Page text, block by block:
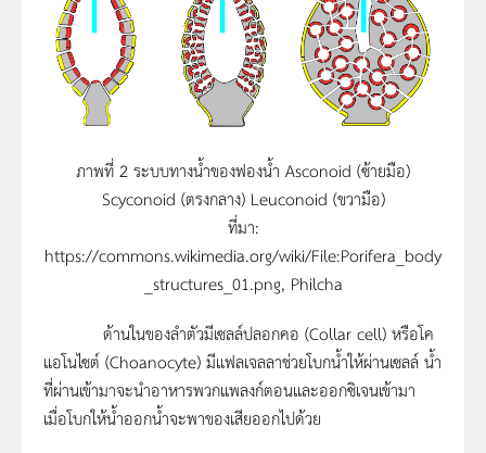
ภาพที่ 2 ระบบทางน้ำของฟองน้ำ Asconoid (ซ้ายมือ)
Scyconoid (ตรงกลาง) Leuconoid (ขวามือ)
ที่มา:
https://commons.wikimedia.org/wiki/File:Porifera_body
_structures_01.png, Philcha
ด้านในของลำตัวมีเซลล์ปลอกคอ (Collar cell) หรือโค
แอโนไซต์ (Choanocyte) มีแฟลเจลลาช่วยโบกน้ำให้ผ่านเซลล์ น้ำ
ที่ผ่านเข้ามาจะนำอาหารพวกแพลงก์ตอนและออกซิเจนเข้ามา
เมื่อโบกให้น้ำออกน้ำจะพาของเสียออกไปด้วย